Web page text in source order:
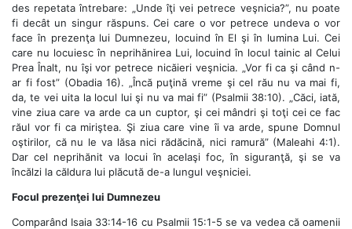
des repetata întrebare: „Unde îţi vei petrece veşnicia?”, nu poate
fi decât un singur răspuns. Cei care o vor petrece undeva o vor
face în prezenţa lui Dumnezeu, locuind în El şi în lumina Lui. Cei
care nu locuiesc în neprihănirea Lui, locuind în locul tainic al Celui
Prea Înalt, nu îşi vor petrece nicăieri veşnicia. „Vor fi ca şi când n-
ar fi fost” (Obadia 16). „Încă puţină vreme şi cel rău nu va mai fi,
da, te vei uita la locul lui şi nu va mai fi” (Psalmii 38:10). „Căci, iată,
vine ziua care va arde ca un cuptor, şi cei mândri şi toţi cei ce fac
răul vor fi ca miriştea. Şi ziua care vine îi va arde, spune Domnul
oştirilor, că nu le va lăsa nici rădăcină, nici ramură” (Maleahi 4:1).
Dar cel neprihănit va locui în acelaşi foc, în siguranţă, şi se va
încălzi la căldura lui plăcută de-a lungul veşniciei.
Focul prezenţei lui Dumnezeu
Comparând Isaia 33:14-16 cu Psalmii 15:1-5 se va vedea că oamenii